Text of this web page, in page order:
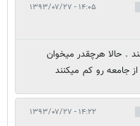
۱۴:۰۵ - ۱۳۹۳/۰۷/۲۷
. حالا هرچقدر ميخوان
جامعه رو كم ميكنند
۱۴:۲۲ - ۱۳۹۳/۰۷/۲۷